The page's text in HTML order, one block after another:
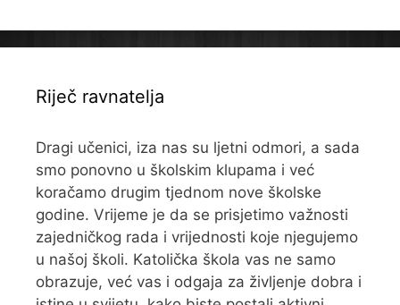
Riječ ravnatelja
Dragi učenici, iza nas su ljetni odmori, a sada
smo ponovno u školskim klupama i već
koračamo drugim tjednom nove školske
godine. Vrijeme je da se prisjetimo važnosti
zajedničkog rada i vrijednosti koje njegujemo
u našoj školi. Katolička škola vas ne samo
obrazuje, već vas i odgaja za življenje dobra i